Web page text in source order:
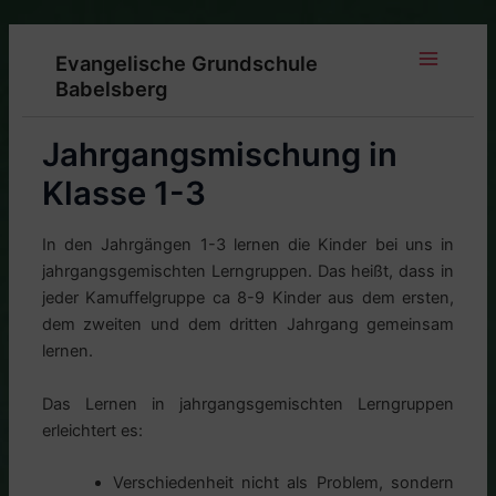
springenEvangelische Grundschule
Babelsberg
Jahrgangsmischung in
Klasse 1-3
In den Jahrgängen 1-3 lernen die Kinder bei uns in
jahrgangsgemischten Lerngruppen. Das heißt, dass in
jeder Kamuffelgruppe ca 8-9 Kinder aus dem ersten,
dem zweiten und dem dritten Jahrgang gemeinsam
lernen.
Das Lernen in jahrgangsgemischten Lerngruppen
erleichtert es:
Verschiedenheit nicht als Problem, sondern